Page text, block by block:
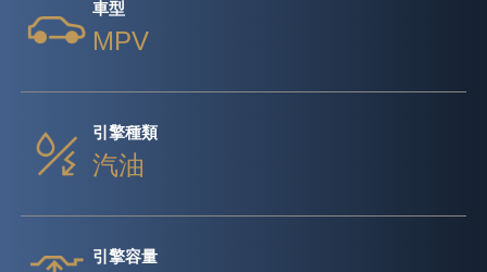
車型
MPV
引擎種類
汽油
引擎容量